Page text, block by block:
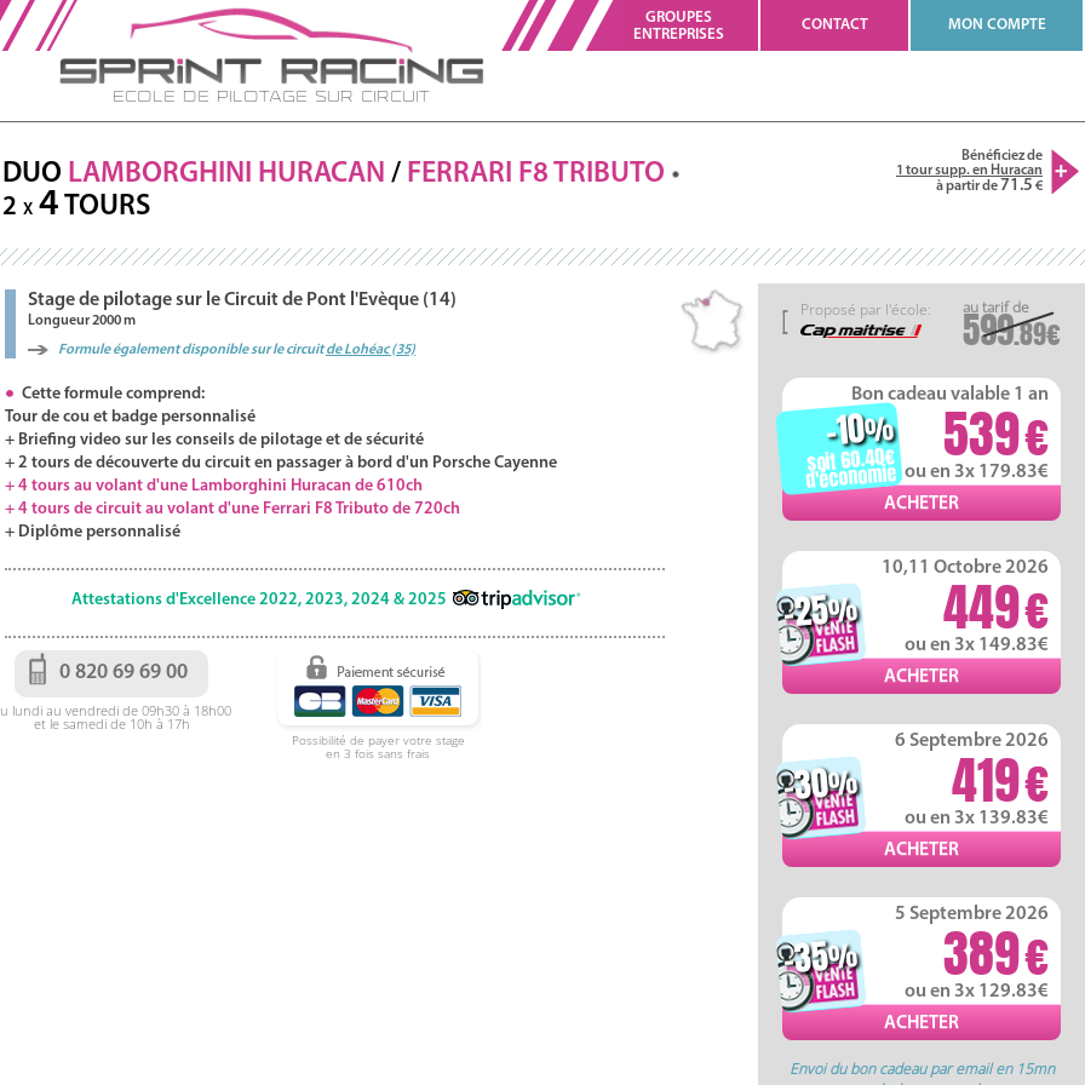
Ecole de Pilotage sur Circuit
GROUPES
ENTREPRISES
CONTACT MON COMPTE
Bénéficiez de
1 tour supp. en Huracan
à partir de 71.5
DUO LAMBORGHINI HURACAN / FERRARI F8 TRIBUTO
2 X 4 TOURS
599.89
Proposé par l'école:
Bon cadeau valable 1 an
539
ou en 3x 179.83
-10%
soit 60.40
d'économie
10,11 Octobre 2026
449
ou en 3x 149.83
-25%
6 Septembre 2026
419
ou en 3x 139.83
-30%
5 Septembre 2026
389
ou en 3x 129.83
-35%
Envoi du bon cadeau par email en 15mn
Stage de pilotage sur le Circuit de Pont l'Evèque (14)
Longueur 2000 m
Formule également disponible sur le circuitde Lohéac (35)
Cette formule comprend:
Tour de cou et badge personnalisé
+ Briefing video sur les conseils de pilotage et de sécurité
+ 2 tours de découverte du circuit en passager à bord d'un Porsche Cayenne
+ 4 tours au volant d'une Lamborghini Huracan de 610ch
+ 4 tours de circuit au volant d'une Ferrari F8 Tributo de 720ch
+ Diplôme personnalisé
Attestations d'Excellence 2022, 2023, 2024 & 2025
0 820 69 69 00
lundi au vendredi de 09h30 à 18h00
et le samedi de 10h à 17h
Possibilité de payer votre stage
en 3 fois sans frais